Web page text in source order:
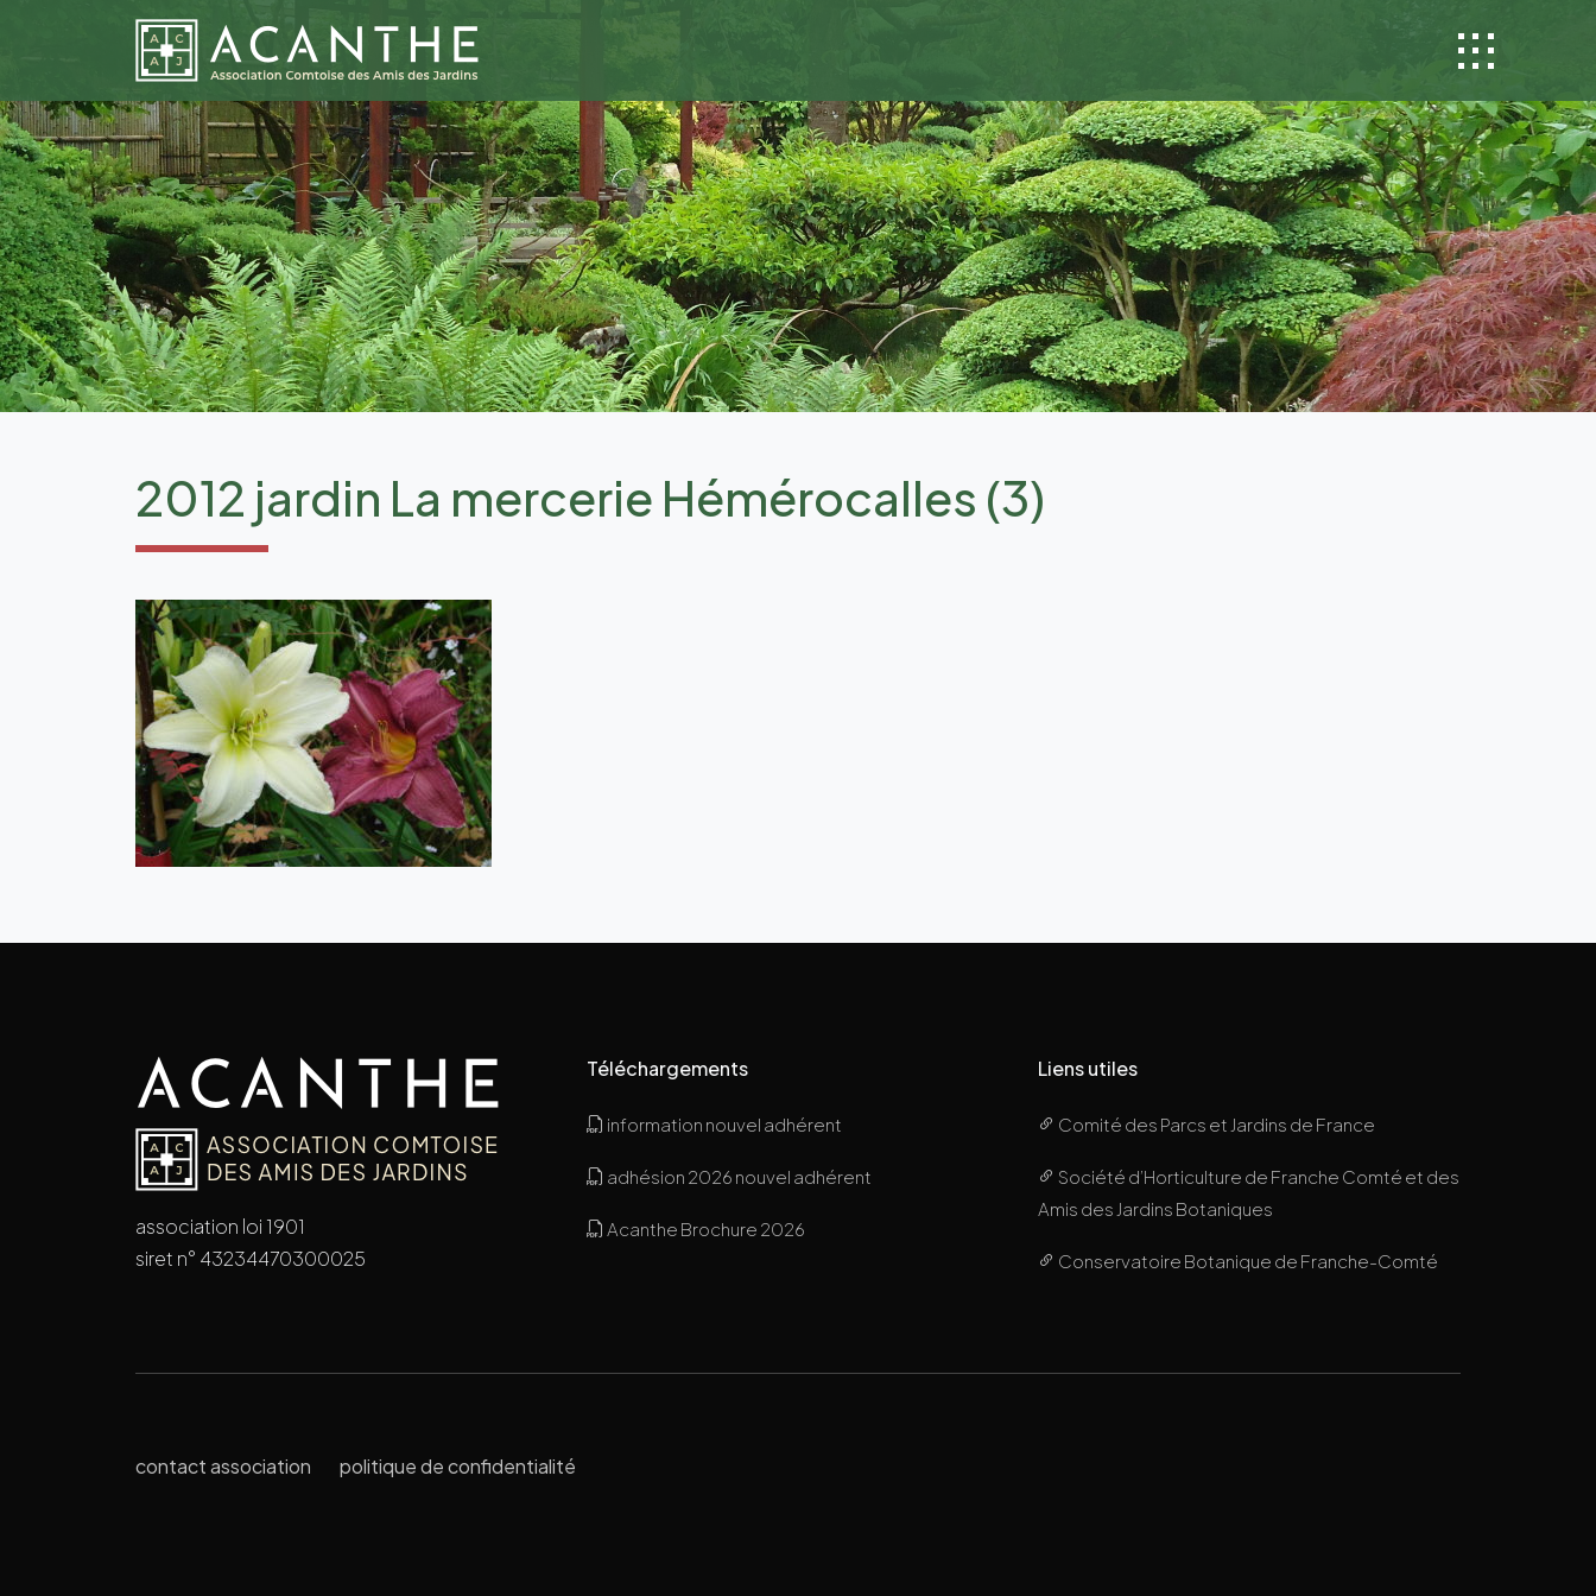
2012 jardin La mercerie Hémérocalles (3)
association loi 1901
siret n° 43234470300025
Téléchargements
information nouvel adhérent
adhésion 2026 nouvel adhérent
Acanthe Brochure 2026
Liens utiles
Comité des Parcs et Jardins de France
Société d’Horticulture de Franche Comté et des
Amis des Jardins Botaniques
Conservatoire Botanique de Franche-Comté
contact association politique de confidentialité